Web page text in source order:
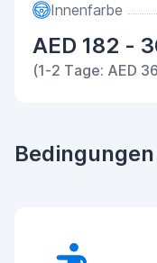
Innenfarbe
AED 182 -
(1-2 Tage: AED